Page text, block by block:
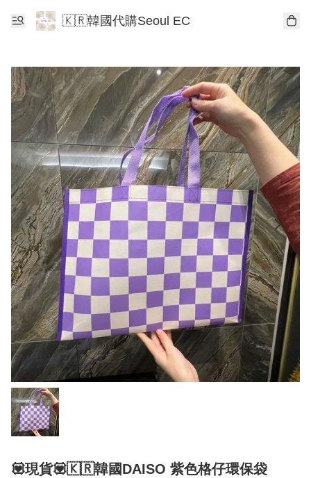
🇰🇷韓國代購Seoul EC
💟現貨💟🇰🇷韓國DAISO 紫色格仔環保袋